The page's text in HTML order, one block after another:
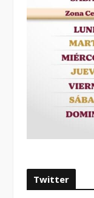
Twitter